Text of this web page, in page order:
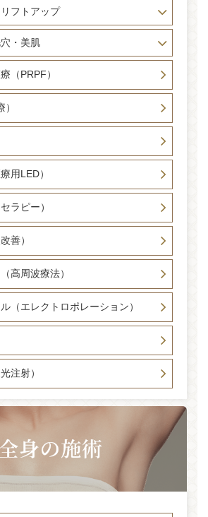
フトアップ
・美肌
（PRPF）
用LED）
ラピー）
善）
高周波療法）
（エレクトロポレーション）
注射）